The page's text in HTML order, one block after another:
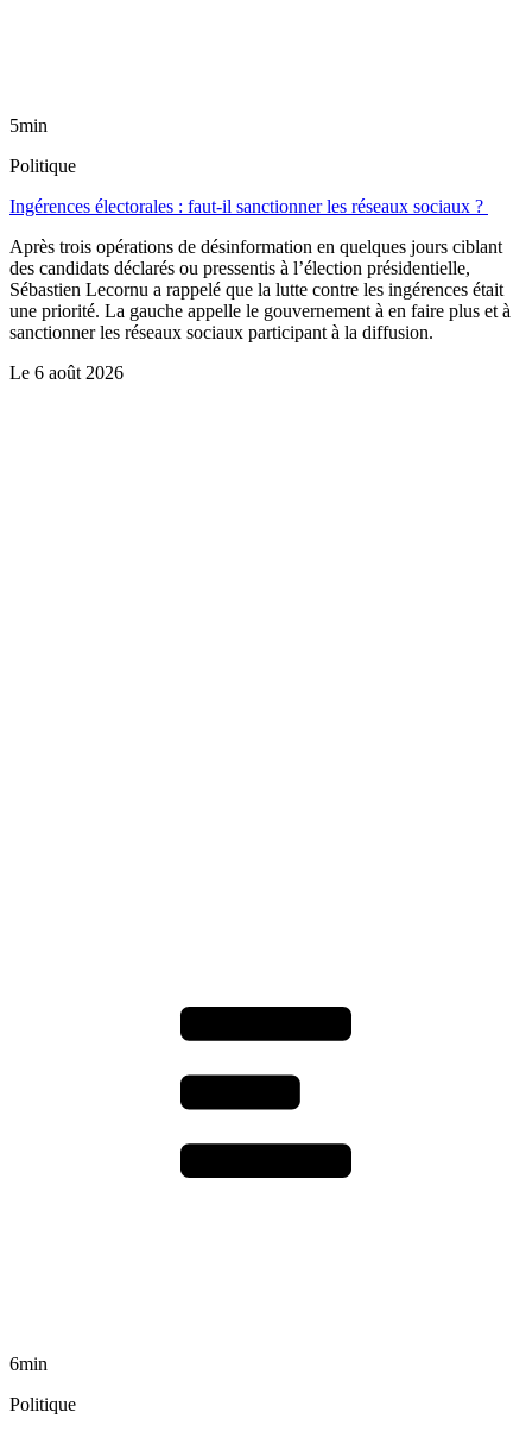
5min
Politique
Ingérences électorales : faut-il sanctionner les réseaux sociaux ?
Après trois opérations de désinformation en quelques jours ciblant
des candidats déclarés ou pressentis à l’élection présidentielle,
Sébastien Lecornu a rappelé que la lutte contre les ingérences était
une priorité. La gauche appelle le gouvernement à en faire plus et à
sanctionner les réseaux sociaux participant à la diffusion.
Le 6 août 2026
6min
Politique